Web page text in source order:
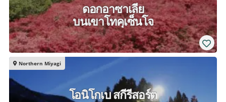
ดอกอาซาเลีย
บนเขาโทคุเซ็นโจ
Northern Miyagi
โอนิโกเบ สกีรีสอร์ต